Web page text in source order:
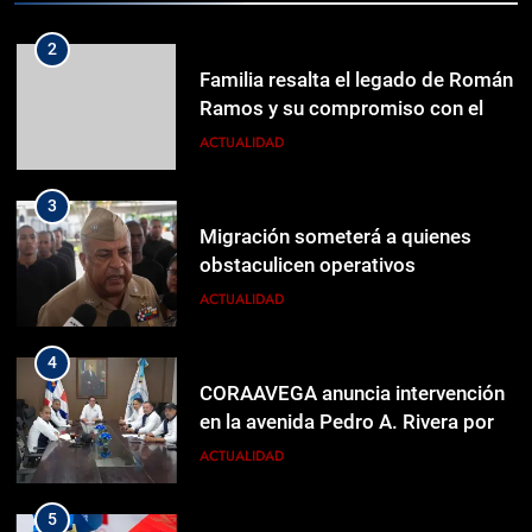
país
Migración someterá a quienes
obstaculicen operativos
4
CORAAVEGA anuncia intervención
en la avenida Pedro A. Rivera por
5
Cómo va la cuenta del Estado por
incentivos de los